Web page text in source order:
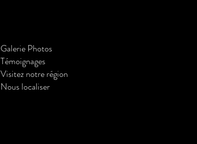
Galerie Photos
Témoignages
Visitez notre région
Nous localiser